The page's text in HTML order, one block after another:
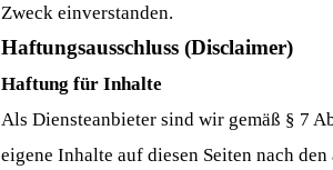
Zweck einverstanden.
Haftungsausschluss (Disclaimer)
Haftung für Inhalte
Als Diensteanbieter sind wir gemäß § 7
eigene Inhalte auf diesen Seiten nach